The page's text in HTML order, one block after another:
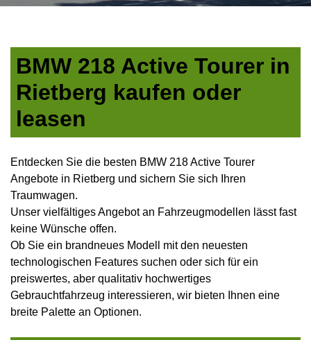
BMW 218 Active Tourer in
Rietberg kaufen oder
leasen
Entdecken Sie die besten BMW 218 Active Tourer
Angebote in Rietberg und sichern Sie sich Ihren
Traumwagen.
Unser vielfältiges Angebot an Fahrzeugmodellen lässt fast
keine Wünsche offen.
Ob Sie ein brandneues Modell mit den neuesten
technologischen Features suchen oder sich für ein
preiswertes, aber qualitativ hochwertiges
Gebrauchtfahrzeug interessieren, wir bieten Ihnen eine
breite Palette an Optionen.